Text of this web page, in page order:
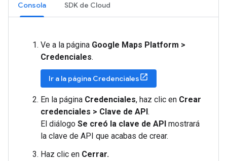
Consola SDK de Cloud
Ve a la página Google Maps Platform >
Credenciales.
Ir a la página Credenciales
En la página Credenciales, haz clic en Crear
credenciales > Clave de API.
El diálogo Se creó la clave de API mostrará
la clave de API que acabas de crear.
Haz clic en Cerrar.